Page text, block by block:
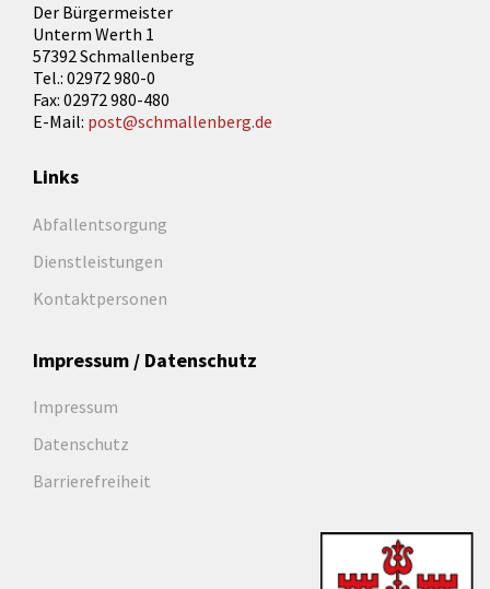
Der Bürgermeister
Unterm Werth 1
57392 Schmallenberg
Tel.: 02972 980-0
Fax: 02972 980-480
E-Mail: post@schmallenberg.de
Links
Abfallentsorgung
Dienstleistungen
Kontaktpersonen
Impressum / Datenschutz
Impressum
Datenschutz
Barrierefreiheit